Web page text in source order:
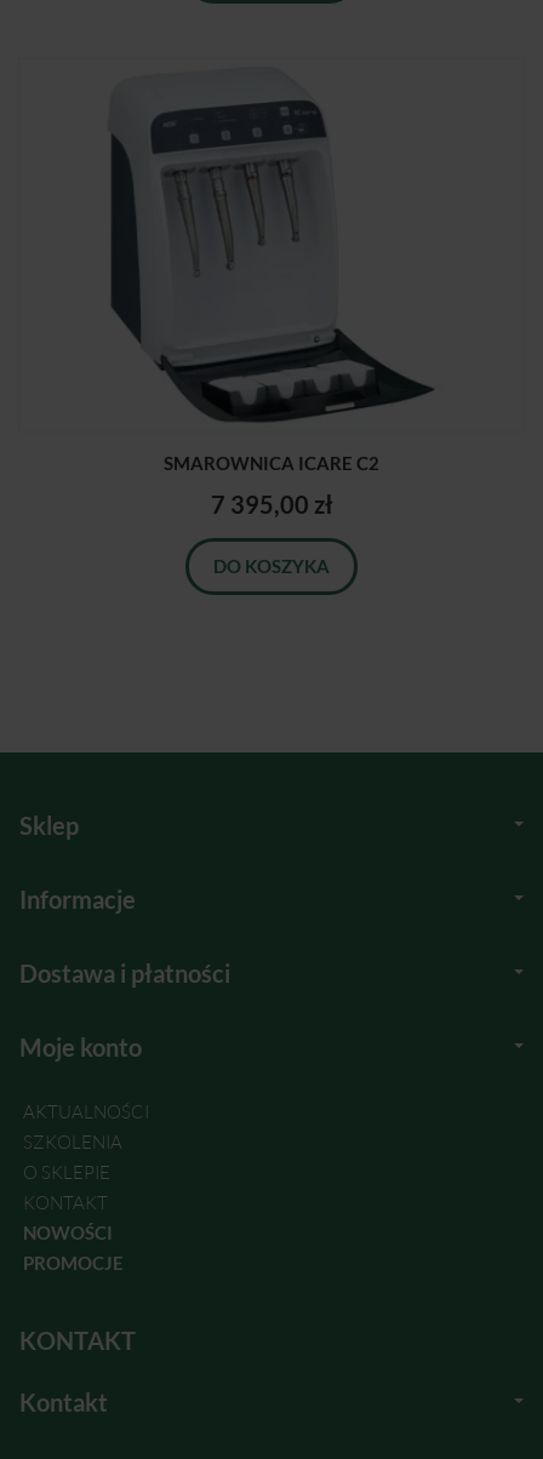
SMAROWNICA ICARE C2
7 395,00 zł
DO KOSZYKA
Sklep
Informacje
Dostawa i płatności
Moje konto
AKTUALNOŚCI
SZKOLENIA
O SKLEPIE
KONTAKT
NOWOŚCI
PROMOCJE
KONTAKT
Kontakt